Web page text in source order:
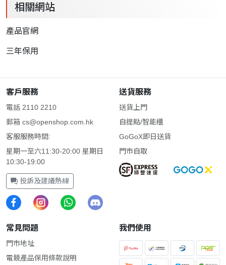
相關網站
產品官網
三年保用
客戶服務
電話 2110 2210
郵箱 cs@openshop.com.hk
客服服務時間:
星期一至六11:30-20:00 星期日
10:30-19:00
投訴及建議熱線
送貨服務
送貨上門
自提點/智能櫃
GoGoX即日送貨
門市自取
常見問題
門市地址
電競產品保用條款說明
我們使用